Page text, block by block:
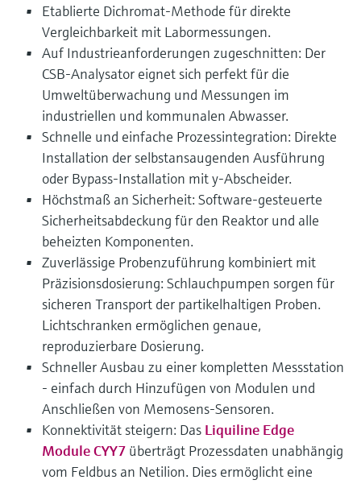
Etablierte Dichromat-Methode für direkte
Vergleichbarkeit mit Labormessungen.
Auf Industrieanforderungen zugeschnitten: Der
CSB-Analysator eignet sich perfekt für die
Umweltüberwachung und Messungen im
industriellen und kommunalen Abwasser.
Schnelle und einfache Prozessintegration: Direkte
Installation der selbstansaugenden Ausführung
oder Bypass-Installation mit y-Abscheider.
Höchstmaß an Sicherheit: Software-gesteuerte
Sicherheitsabdeckung für den Reaktor und alle
beheizten Komponenten.
Zuverlässige Probenzuführung kombiniert mit
Präzisionsdosierung: Schlauchpumpen sorgen für
sicheren Transport der partikelhaltigen Proben.
Lichtschranken ermöglichen genaue,
reproduzierbare Dosierung.
Schneller Ausbau zu einer kompletten Messstation
- einfach durch Hinzufügen von Modulen und
Anschließen von Memosens-Sensoren.
Konnektivität steigern: Das Liquiline Edge
Module CYY7 überträgt Prozessdaten unabhängig
vom Feldbus an Netilion. Dies ermöglicht eine